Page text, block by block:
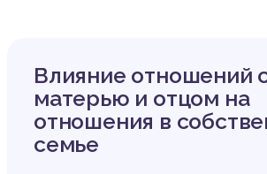
[2
Влияние отношений
матерью и отцом на
отношения в
семье